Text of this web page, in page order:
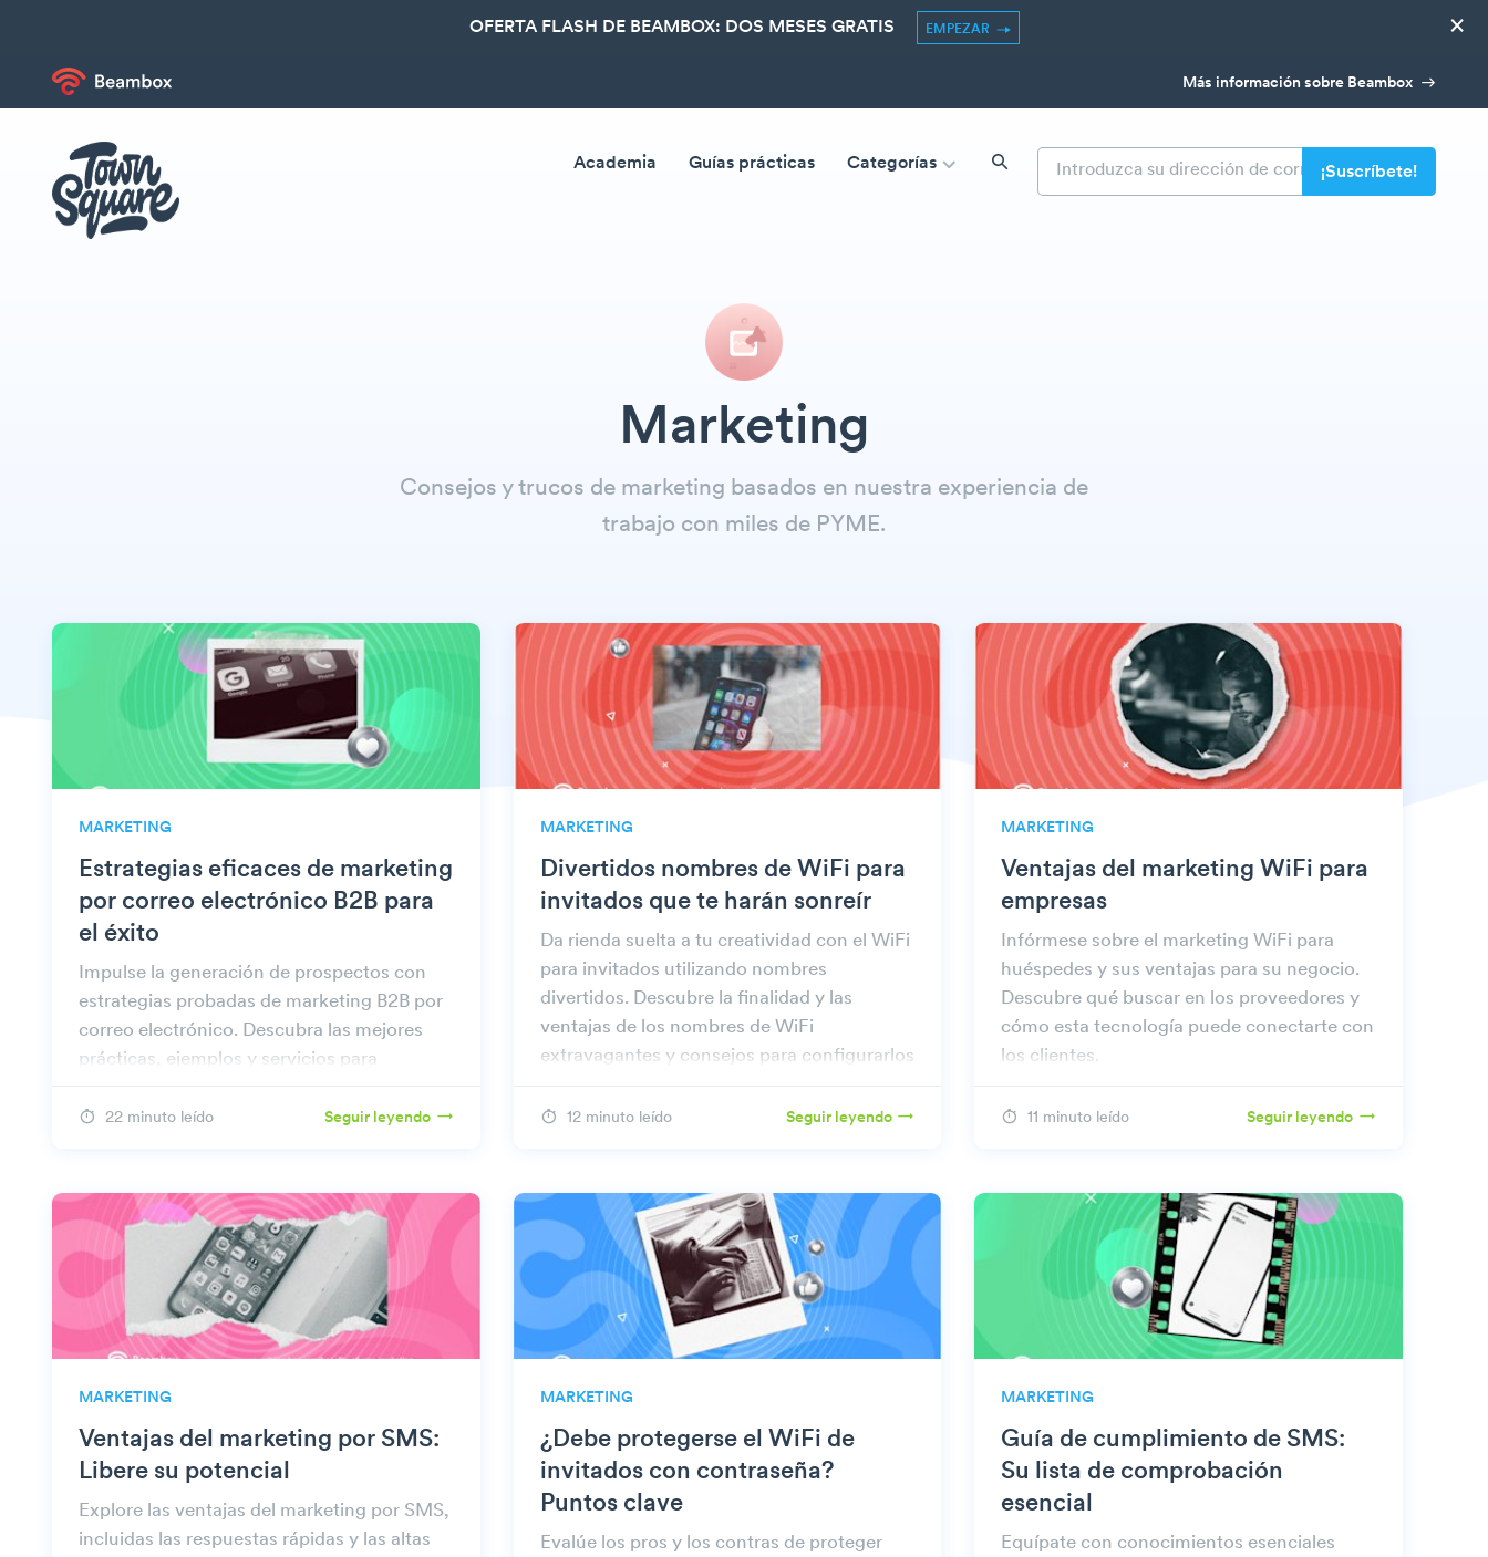
OFERTA FLASH DE BEAMBOX: DOS MESES GRATIS EMPEZAR ×
Más información sobre Beambox
Academia Guías prácticas Categorías
Marketing
Consejos y trucos de marketing basados en nuestra experiencia de
trabajo con miles de PYME.
MARKETING
Estrategias eficaces de marketing
por correo electrónico B2B para
el éxito
Impulse la generación de prospectos con
estrategias probadas de marketing B2B por
correo electrónico. Descubra las mejores
prácticas, ejemplos y servicios para
simplificar sus esfuerzos de marketing.
22 minuto leído Seguir leyendo
MARKETING
Divertidos nombres de WiFi para
invitados que te harán sonreír
Da rienda suelta a tu creatividad con el WiFi
para invitados utilizando nombres
divertidos. Descubre la finalidad y las
ventajas de los nombres de WiFi
extravagantes y consejos para configurarlos
en tu red.
12 minuto leído Seguir leyendo
MARKETING
Ventajas del marketing WiFi para
empresas
Infórmese sobre el marketing WiFi para
huéspedes y sus ventajas para su negocio.
Descubre qué buscar en los proveedores y
cómo esta tecnología puede conectarte con
los clientes.
11 minuto leído Seguir leyendo
MARKETING
Ventajas del marketing por SMS:
Libere su potencial
Explore las ventajas del marketing por SMS,
incluidas las respuestas rápidas y las altas
MARKETING
¿Debe protegerse el WiFi de
invitados con contraseña?
Puntos clave
Evalúe los pros y los contras de proteger
MARKETING
Guía de cumplimiento de SMS:
Su lista de comprobación
esencial
Equípate con conocimientos esenciales